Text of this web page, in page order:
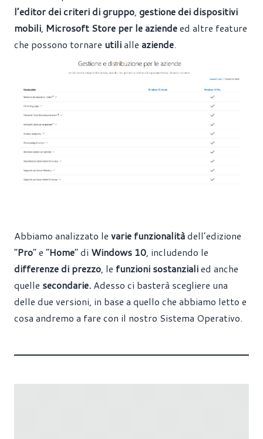
l’editor dei criteri di gruppo, gestione deidispositivi
mobili, Microsoft Store per le aziendeed altre feature
che possono tornare utilialle aziende.
Abbiamo analizzato le varie funzionalitàdell’edizione
“Pro” e “Home” di Windows 10, includendo le
differenze di prezzo, le funzioni sostanzialied anche
quelle secondarie. Adesso ci basterà scegliere una
delle due versioni, in base a quello che abbiamo letto e
cosa andremo a fare con il nostro Sistema Operativo.